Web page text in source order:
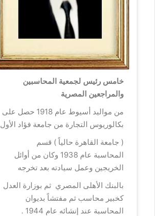
خامس رئيس لجمعية المحاسبين
والمراجعين المصرية
من مواليد أسيوط عام 1918 حصل على
بكالوريوس التجارة من جامعة فؤاد الأول
( جامعة القاهرة حالياً ) قسم
المحاسبة عام 1938 وكان من أوائل
الخريجين وعمل سيادته بعد تخرجه
بالبنك الأهلى المصري ثم بوزارة العدل
كخبير محاسب ثم مفتشاً بديوان
المحاسبة عند إنشائه عام 1944 .